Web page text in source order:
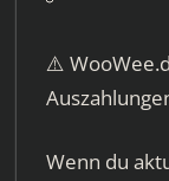
⚠️
Wenn du